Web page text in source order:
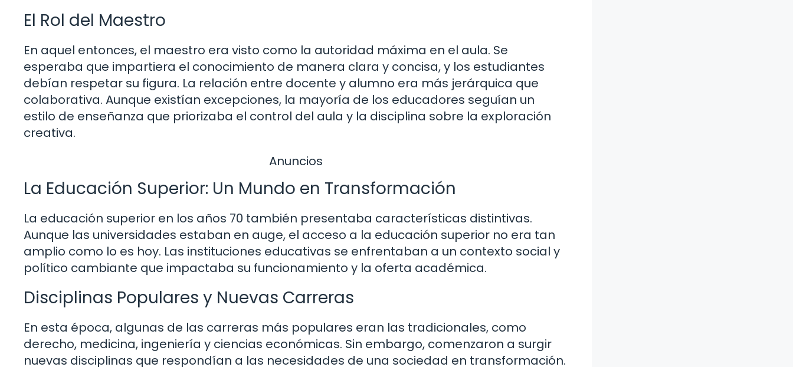
El Rol del Maestro
En aquel entonces, el maestro era visto como la autoridad máxima en el aula. Se
esperaba que impartiera el conocimiento de manera clara y concisa, y los estudiantes
debían respetar su figura. La relación entre docente y alumno era más jerárquica que
colaborativa. Aunque existían excepciones, la mayoría de los educadores seguían un
estilo de enseñanza que priorizaba el control del aula y la disciplina sobre la exploración
creativa.
Anuncios
La Educación Superior: Un Mundo en Transformación
La educación superior en los años 70 también presentaba características distintivas.
Aunque las universidades estaban en auge, el acceso a la educación superior no era tan
amplio como lo es hoy. Las instituciones educativas se enfrentaban a un contexto social y
político cambiante que impactaba su funcionamiento y la oferta académica.
Disciplinas Populares y Nuevas Carreras
En esta época, algunas de las carreras más populares eran las tradicionales, como
derecho, medicina, ingeniería y ciencias económicas. Sin embargo, comenzaron a surgir
nuevas disciplinas que respondían a las necesidades de una sociedad en transformación.